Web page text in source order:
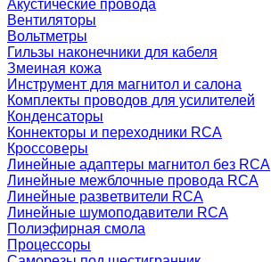
Акустические провода
Вентиляторы
Вольтметры
Гильзы наконечники для кабеля
Змеиная кожа
Инструмент для магнитол и салона
Комплекты проводов для усилителей
Конденсаторы
Коннекторы и переходники RCA
Кроссоверы
Линейные адаптеры магнитол без RCA
Линейные межблочные провода RCA
Линейные разветвители RCA
Линейные шумоподавители RCA
Полиэфирная смола
Процессоры